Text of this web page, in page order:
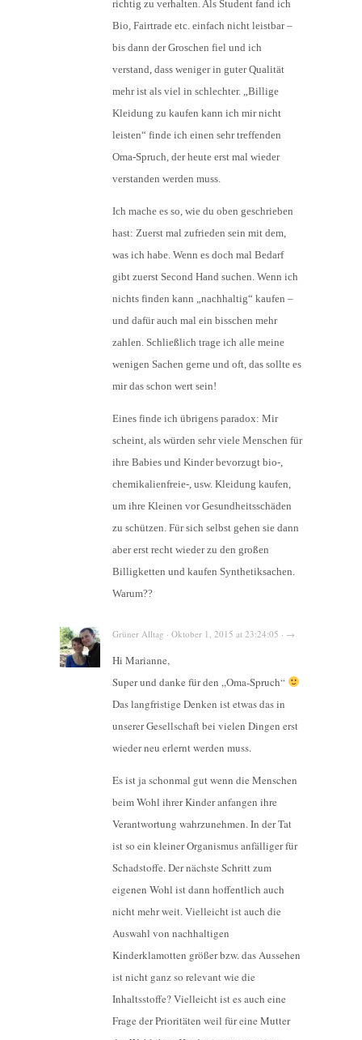
richtig zu verhalten. Als Student fand ich
Bio, Fairtrade etc. einfach nicht leistbar –
bis dann der Groschen fiel und ich
verstand, dass weniger in guter Qualität
mehr ist als viel in schlechter. „Billige
Kleidung zu kaufen kann ich mir nicht
leisten“ finde ich einen sehr treffenden
Oma-Spruch, der heute erst mal wieder
verstanden werden muss.
Ich mache es so, wie du oben geschrieben
hast: Zuerst mal zufrieden sein mit dem,
was ich habe. Wenn es doch mal Bedarf
gibt zuerst Second Hand suchen. Wenn ich
nichts finden kann „nachhaltig“ kaufen –
und dafür auch mal ein bisschen mehr
zahlen. Schließlich trage ich alle meine
wenigen Sachen gerne und oft, das sollte es
mir das schon wert sein!
Eines finde ich übrigens paradox: Mir
scheint, als würden sehr viele Menschen für
ihre Babies und Kinder bevorzugt bio-,
chemikalienfreie-, usw. Kleidung kaufen,
um ihre Kleinen vor Gesundheitsschäden
zu schützen. Für sich selbst gehen sie dann
aber erst recht wieder zu den großen
Billigketten und kaufen Synthetiksachen.
Warum??
Grüner Alltag · Oktober 1, 2015 at 23:24:05 · →
Hi Marianne,
Super und danke für den „Oma-Spruch“
Das langfristige Denken ist etwas das in
unserer Gesellschaft bei vielen Dingen erst
wieder neu erlernt werden muss.
Es ist ja schonmal gut wenn die Menschen
beim Wohl ihrer Kinder anfangen ihre
Verantwortung wahrzunehmen. In der Tat
ist so ein kleiner Organismus anfälliger für
Schadstoffe. Der nächste Schritt zum
eigenen Wohl ist dann hoffentlich auch
nicht mehr weit. Vielleicht ist auch die
Auswahl von nachhaltigen
Kinderklamotten größer bzw. das Aussehen
ist nicht ganz so relevant wie die
Inhaltsstoffe? Vielleicht ist es auch eine
Frage der Prioritäten weil für eine Mutter